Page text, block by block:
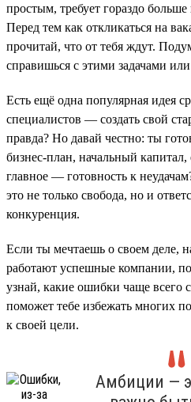
простым, требует гораздо
Перед тем как откликаться на
прочитай, что от тебя ждут.
справишься с этими задачами
Есть ещё одна популярная идея
специалистов — создать свой
правда? Но давай честно: ты
бизнес-план, начальный
главное — готовность к
это не только свобода, но и
конкуренция.
Если ты мечтаешь о своем деле,
работают успешные компании,
узнай, какие ошибки чаще всего
поможет тебе избежать многих
к своей цели.
Амбиции —